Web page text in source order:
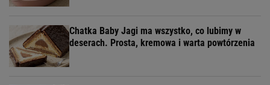
Chatka Baby Jagi ma wszystko, co lubimy w
deserach. Prosta, kremowa i warta powtórzenia